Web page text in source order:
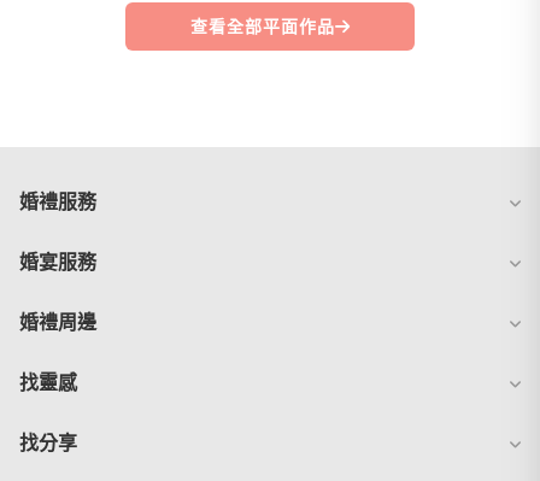
查看全部平面作品
婚禮服務
婚宴服務
婚禮周邊
找靈感
找分享